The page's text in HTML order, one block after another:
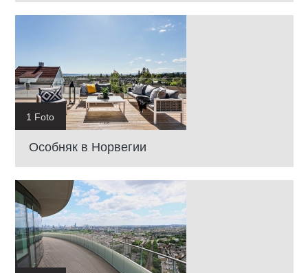
1 Foto
Особняк в Норвегии